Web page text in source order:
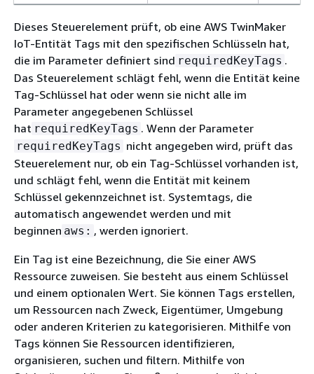
Dieses Steuerelement prüft, ob eine AWS TwinMaker
IoT-Entität Tags mit den spezifischen Schlüsseln hat,
die im Parameter definiert sind requiredKeyTags .
Das Steuerelement schlägt fehl, wenn die Entität keine
Tag-Schlüssel hat oder wenn sie nicht alle im
Parameter angegebenen Schlüssel
hat requiredKeyTags . Wenn der Parameter
requiredKeyTags nicht angegeben wird, prüft das
Steuerelement nur, ob ein Tag-Schlüssel vorhanden ist,
und schlägt fehl, wenn die Entität mit keinem
Schlüssel gekennzeichnet ist. Systemtags, die
automatisch angewendet werden und mit
beginnen aws: , werden ignoriert.
Ein Tag ist eine Bezeichnung, die Sie einer AWS
Ressource zuweisen. Sie besteht aus einem Schlüssel
und einem optionalen Wert. Sie können Tags erstellen,
um Ressourcen nach Zweck, Eigentümer, Umgebung
oder anderen Kriterien zu kategorisieren. Mithilfe von
Tags können Sie Ressourcen identifizieren,
organisieren, suchen und filtern. Mithilfe von